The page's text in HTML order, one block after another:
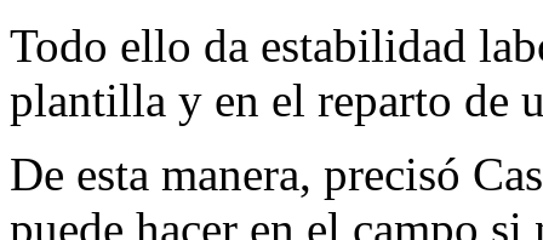
Todo ello da estabilidad
plantilla y en el reparto de
De esta manera, precisó
puede hacer en el campo